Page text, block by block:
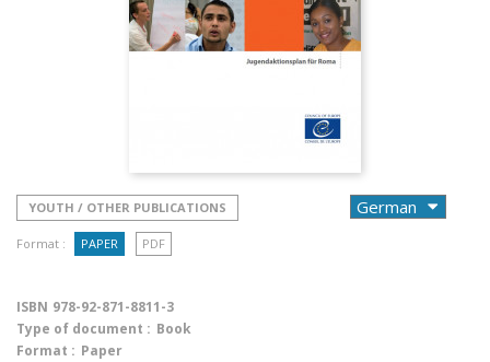
YOUTH / OTHER PUBLICATIONS
Format : PAPER PDF
ISBN 978-92-871-8811-3
Type of document : Book
Format : Paper